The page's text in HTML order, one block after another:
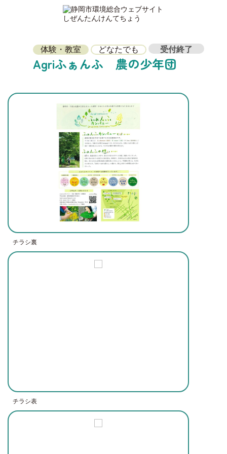
体験・教室 どなたでも 受付終了
Agriふぁんふ 農の少年団
チラシ裏
チラシ表